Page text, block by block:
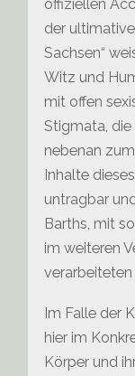
offiziellen
der
Sachsen“
Witz und
mit offen
Stigmata,
nebenan
Inhalte
untragbar
Barths, mit
im weiteren
verarbeiteten
Im Falle der
hier im
Körper und